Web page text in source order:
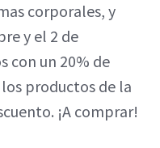
corporales, y
y el 2 de
con un 20% de
productos de la
¡A comprar!